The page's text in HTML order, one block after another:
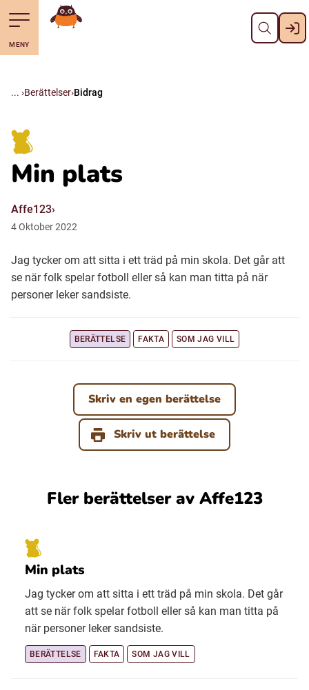
Till navigering av sidans innehåll
Hoppa till sidans huvudinnehåll Stäng
Suomi (Finska)
Julevsámegiella (Lulesamiska)
Åarjelsaemiengïele (Sydsamiska)
Davvisámegiella (Nordsamiska)
Bidumsámegiella (Pitesamiska)
Ubmejesámiengiälla (Umesamiska)
Kaale (Romska)
Arli (Romska)
MENY
Gå till startsidan
Berättelser Bidrag
Min plats
Affe123
4Oktober2022
Jag tycker om att sitta i ett träd på min skola. Det går att
se när folk spelar fotboll eller så kan man titta på när
personer leker sandsiste.
BERÄTTELSE FAKTA SOM JAG VILL
Skriv en egen berättelse
Skriv ut berättelse
Fler berättelser av Affe123
Min plats
Jag tycker om att sitta i ett träd på min skola. Det går
att se när folk spelar fotboll eller så kan man titta på
när personer leker sandsiste.
BERÄTTELSE FAKTA SOM JAG VILL